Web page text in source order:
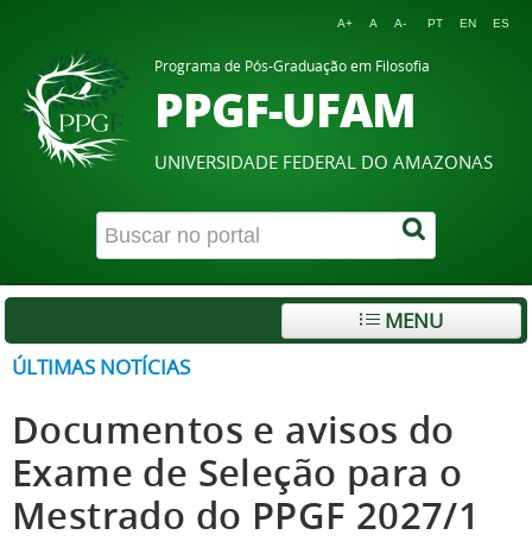
A+ A A- PT EN ES
Programa de Pós-Graduação em Filosofia
PPGF-UFAM
UNIVERSIDADE FEDERAL DO AMAZONAS
MENU
ÚLTIMAS NOTÍCIAS
Documentos e avisos do
Exame de Seleção para o
Mestrado do PPGF 2027/1